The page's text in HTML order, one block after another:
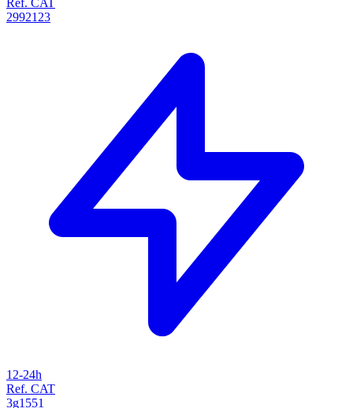
Ref. CAT
2992123
12-24h
Ref. CAT
3g1551